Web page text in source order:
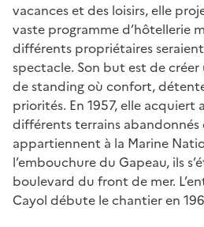
vacances et des loisirs, elle
vaste programme d’hôtellerie
différents propriétaires
spectacle. Son but est de
de standing où confort,
priorités. En 1957, elle acquiert
différents terrains
appartiennent à la Marine
l’embouchure du Gapeau, ils
boulevard du front de mer.
Cayol débute le chantier en